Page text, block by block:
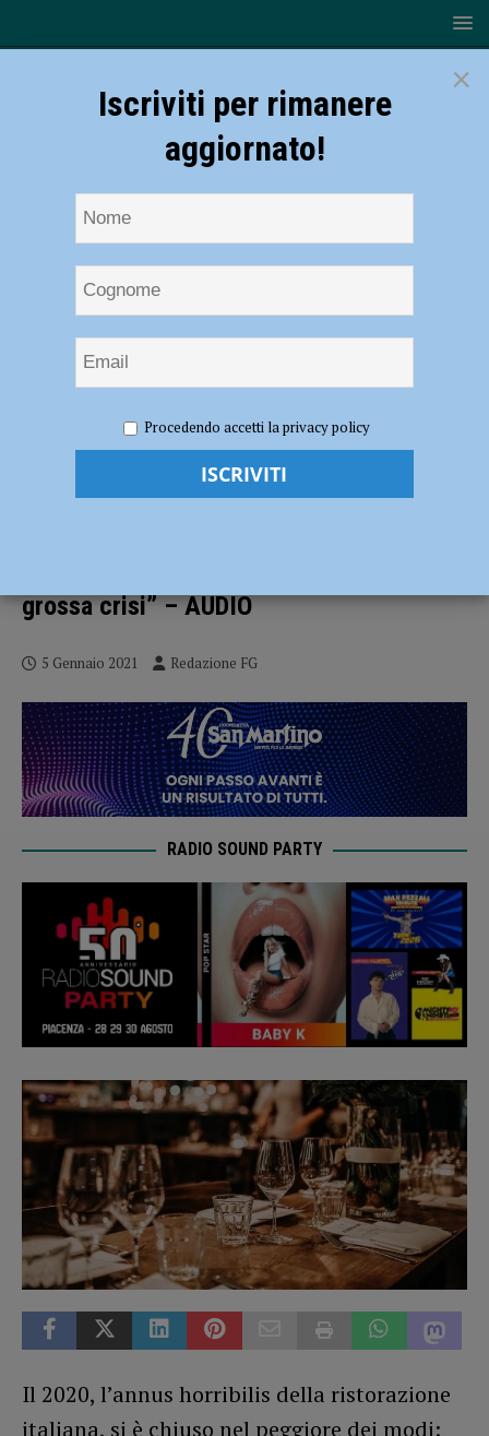
Commercianti: “Fatturato crollato del 40%, serve una svolta”. Lertora:
“Anche l’indotto è in grossa crisi” – AUDIO
Ristorazione, Unione Commercianti:
grossa crisi” – AUDIO
5 Gennaio 2021 Redazione FG
RADIO SOUND PARTY
Il 2020, l’annus horribilis della ristorazione
italiana, si è chiuso nel peggiore dei modi:
×
Iscriviti per rimanere
aggiornato!
Procedendo accetti la privacy policy